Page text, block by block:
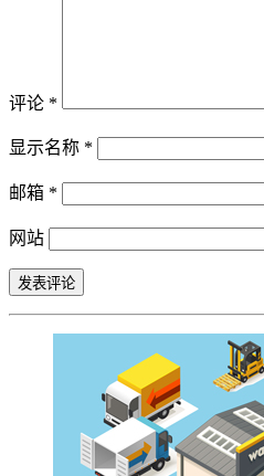
评论 *
显示名称 *
邮箱 *
网站